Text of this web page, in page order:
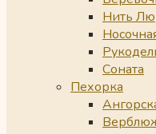
Нить
Соната
Пехорка